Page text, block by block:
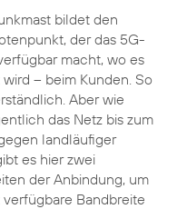
bildet den
der das 5G-
macht, wo es
– beim Kunden. So
Aber wie
das Netz bis zum
landläufiger
es hier zwei
der Anbindung, um
Bandbreite